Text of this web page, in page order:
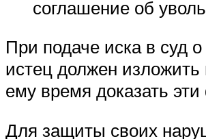
соглашение об
При подаче иска в суд
истец должен изложить
ему время доказать
Для защиты своих